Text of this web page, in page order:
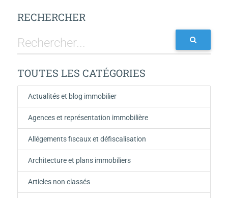
RECHERCHER
TOUTES LES CATÉGORIES
Actualités et blog immobilier
Agences et représentation immobilière
Allégements fiscaux et défiscalisation
Architecture et plans immobiliers
Articles non classés